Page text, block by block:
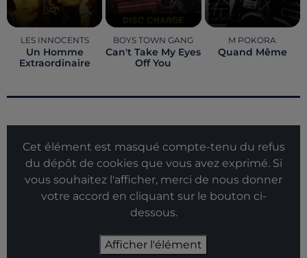
LES INNOCENTS
Un Homme
Extraordinaire
BOYS TOWN GANG
Can't Take My Eyes
Off You
M POKORA
Quand Même
Cet élément est masqué compte-tenu du refus
du dépôt de cookies que vous avez exprimé. Si
vous souhaitez l'afficher, merci de nous donner
votre accord en cliquant sur le bouton ci-
dessous.
Afficher l'élément